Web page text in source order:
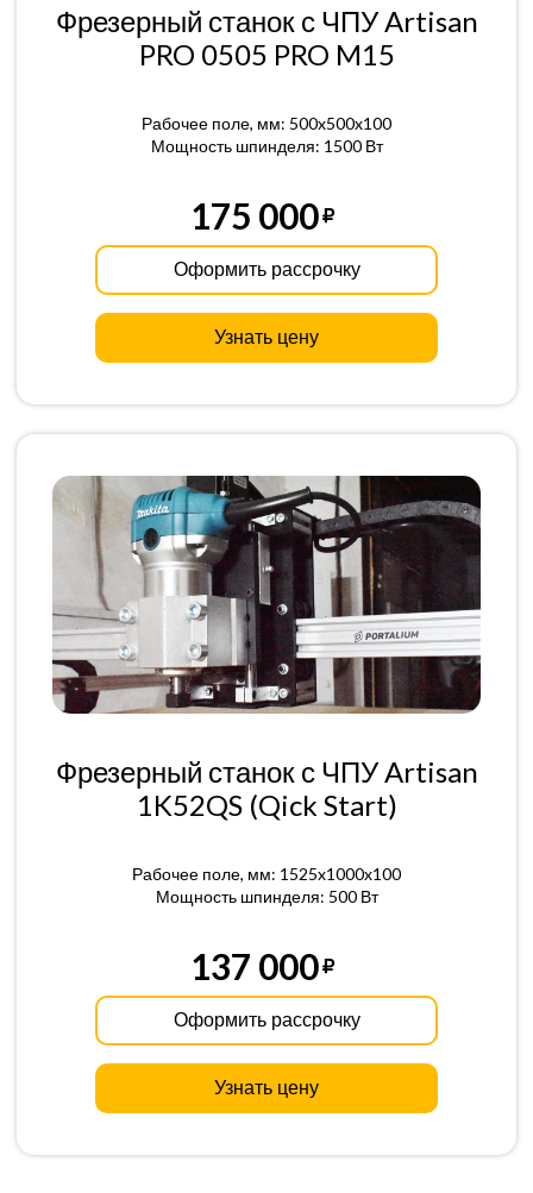
Фрезерный станок с ЧПУ Artisan
PRO 0505 PRO M15
Рабочее поле, мм: 500x500x100
Мощность шпинделя: 1500 Вт
175 000
Оформить рассрочку
Узнать цену
Фрезерный станок с ЧПУ Artisan
1K52QS (Qick Start)
Рабочее поле, мм: 1525x1000x100
Мощность шпинделя: 500 Вт
137 000
Оформить рассрочку
Узнать цену